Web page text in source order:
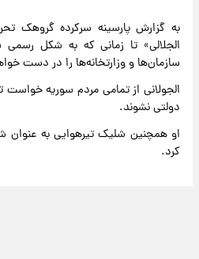
به گزارش پارسینه سرکرده گروهک
الجلالی» تا زمانی که به شکل
سازمان‌ها و وزارتخانه‌ها را در دست
الجولانی از تمامی مردم سوریه
دولتی نشوند.
او همچنین شلیک تیرهوایی به عنوان
کرد.